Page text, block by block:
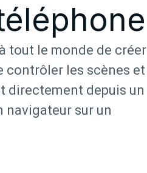
tout le monde de créer
contrôler les scènes et
directement depuis un
navigateur sur un